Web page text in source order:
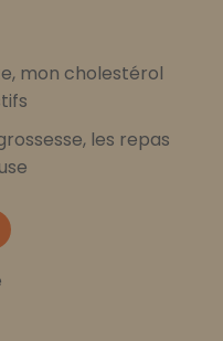
mon cholestérol
les repas